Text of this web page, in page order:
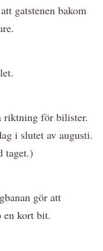
gatstenen bakom
riktning för bilister.
i slutet av augusti.
taget.)
gör att
en kort bit.